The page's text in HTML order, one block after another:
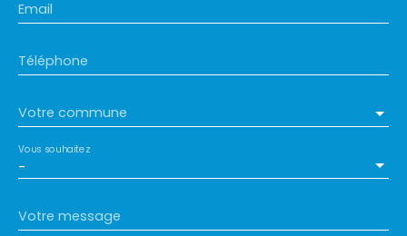
Email
Téléphone
Votre commune
-
Vous souhaitez
Votre message